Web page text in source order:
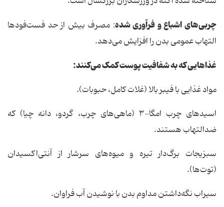
چربی‌های اشباع و فرآوری شده: مصرف بیش از حد فست‌فودها
التهاب عمومی بدن را افزایش می‌دهد.
غذاهایی که به شفافیت پوست کمک می‌کنند:
مواد غذایی با فیبر بالا (غلات کامل، حبوبات).
اسیدهای چرب امگا-۳ (ماهی‌های چرب، گردو، دانه چیا) که
ضدالتهاب هستند.
سبزیجات برگ‌دار تیره و میوه‌های سرشار از آنتی‌اکسیدان
(توت‌ها).
سیراب نگه‌داشتن مداوم بدن با نوشیدن آب فراوان.